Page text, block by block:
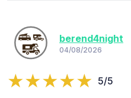
berend4night
04/08/2026
5/5